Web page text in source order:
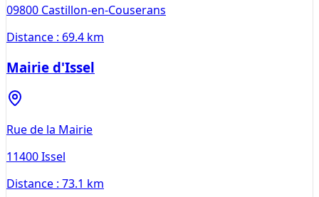
09800 Castillon-en-Couserans
Distance : 69.4 km
Mairie d'Issel
Rue de la Mairie
11400Issel
Distance : 73.1 km